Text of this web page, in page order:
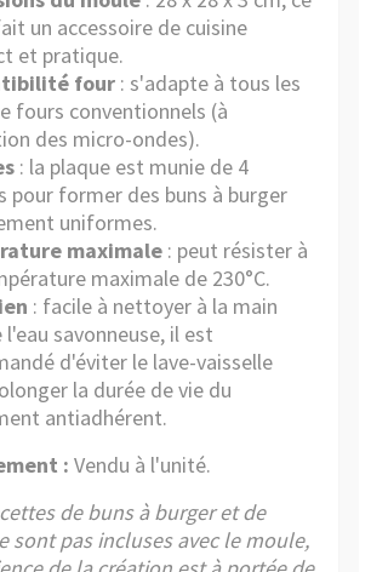
un accessoire de cuisine
et pratique.
four : s'adapte à tous les
fours conventionnels (à
des micro-ondes).
: la plaque est munie de 4
pour former des buns à burger
uniformes.
maximale : peut résister à
maximale de 230°C.
: facile à nettoyer à la main
l'eau savonneuse, il est
d'éviter le lave-vaisselle
la durée de vie du
antiadhérent.
: Vendu à l'unité.
de buns à burger et de
sont pas incluses avec le moule,